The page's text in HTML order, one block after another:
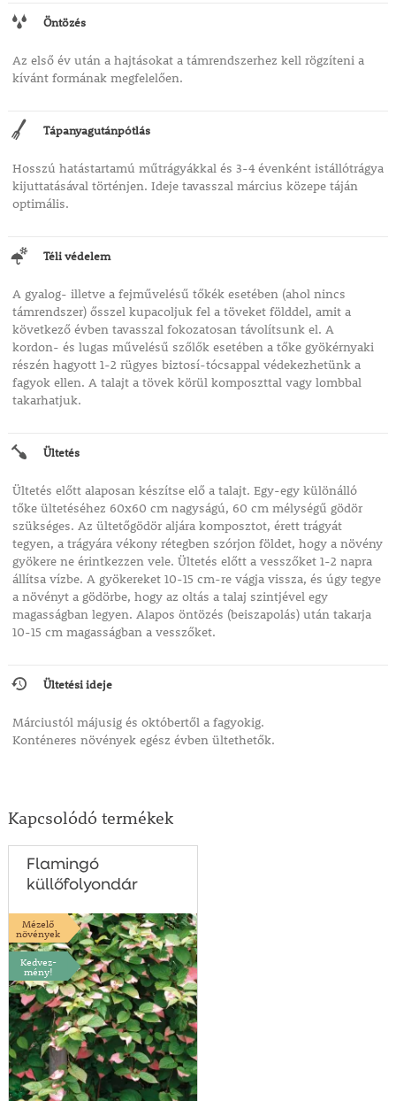
Öntözés
Az első év után a hajtásokat a támrendszerhez kell rögzíteni a
kívánt formának megfelelően.
Tápanyagutánpótlás
Hosszú hatástartamú műtrágyákkal és 3-4 évenként istállótrágya
kijuttatásával történjen. Ideje tavasszal március közepe táján
optimális.
Téli védelem
A gyalog- illetve a fejművelésű tőkék esetében (ahol nincs
támrendszer) ősszel kupacoljuk fel a töveket földdel, amit a
következő évben tavasszal fokozatosan távolítsunk el. A
kordon- és lugas művelésű szőlők esetében a tőke gyökérnyaki
részén hagyott 1-2 rügyes biztosí-tócsappal védekezhetünk a
fagyok ellen. A talajt a tövek körül komposzttal vagy lombbal
takarhatjuk.
Ültetés
Ültetés előtt alaposan készítse elő a talajt. Egy-egy különálló
tőke ültetéséhez 60x60 cm nagyságú, 60 cm mélységű gödör
szükséges. Az ültetőgödör aljára komposztot, érett trágyát
tegyen, a trágyára vékony rétegben szórjon földet, hogy a növény
gyökere ne érintkezzen vele. Ültetés előtt a vesszőket 1-2 napra
állítsa vízbe. A gyökereket 10-15 cm-re vágja vissza, és úgy tegye
a növényt a gödörbe, hogy az oltás a talaj szintjével egy
magasságban legyen. Alapos öntözés (beiszapolás) után takarja
10-15 cm magasságban a vesszőket.
Ültetési ideje
Márciustól májusig és októbertől a fagyokig.
Konténeres növények egész évben ültethetők.
Kapcsolódó termékek
Flamingó
küllőfolyondár
Mézelő
növények
Kedvez-
mény!